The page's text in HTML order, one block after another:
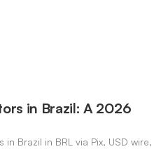
in Brazil: A 2026
Brazil in BRL via Pix, USD wire,